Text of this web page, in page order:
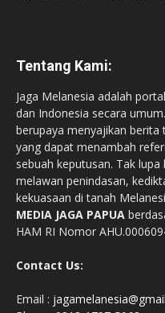
Tentang Kami:
Jaga Melanesia adalah
dan Indonesia secara
berupaya menyajikan
yang dapat menambah
sebuah keputusan. Tak
melawan penindasan,
kekuasaan di tanah
MEDIA JAGA PAPUA
HAM RI Nomor
Contact Us:
Email :